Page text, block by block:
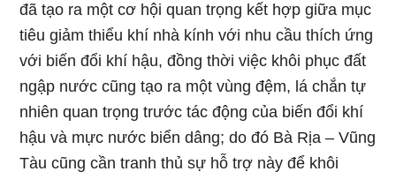
đã tạo ra một cơ hội quan trọng kết hợp giữa mục
tiêu giảm thiểu khí nhà kính với nhu cầu thích ứng
với biến đổi khí hậu, đồng thời việc khôi phục đất
ngập nước cũng tạo ra một vùng đệm, lá chắn tự
nhiên quan trọng trước tác động của biến đổi khí
hậu và mực nước biển dâng; do đó Bà Rịa – Vũng
Tàu cũng cần tranh thủ sự hỗ trợ này để khôi